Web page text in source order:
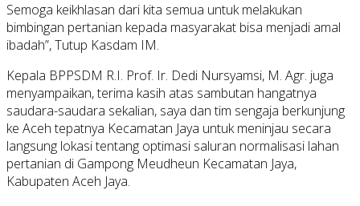
Semoga keikhlasan dari kita semua untuk melakukan
bimbingan pertanian kepada masyarakat bisa menjadi amal
ibadah”, Tutup Kasdam IM.
Kepala BPPSDM R.I. Prof. Ir. Dedi Nursyamsi, M. Agr. juga
menyampaikan, terima kasih atas sambutan hangatnya
saudara-saudara sekalian, saya dan tim sengaja berkunjung
ke Aceh tepatnya Kecamatan Jaya untuk meninjau secara
langsung lokasi tentang optimasi saluran normalisasi lahan
pertanian di Gampong Meudheun Kecamatan Jaya,
Kabupaten Aceh Jaya.